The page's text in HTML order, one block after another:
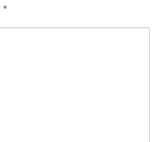
*